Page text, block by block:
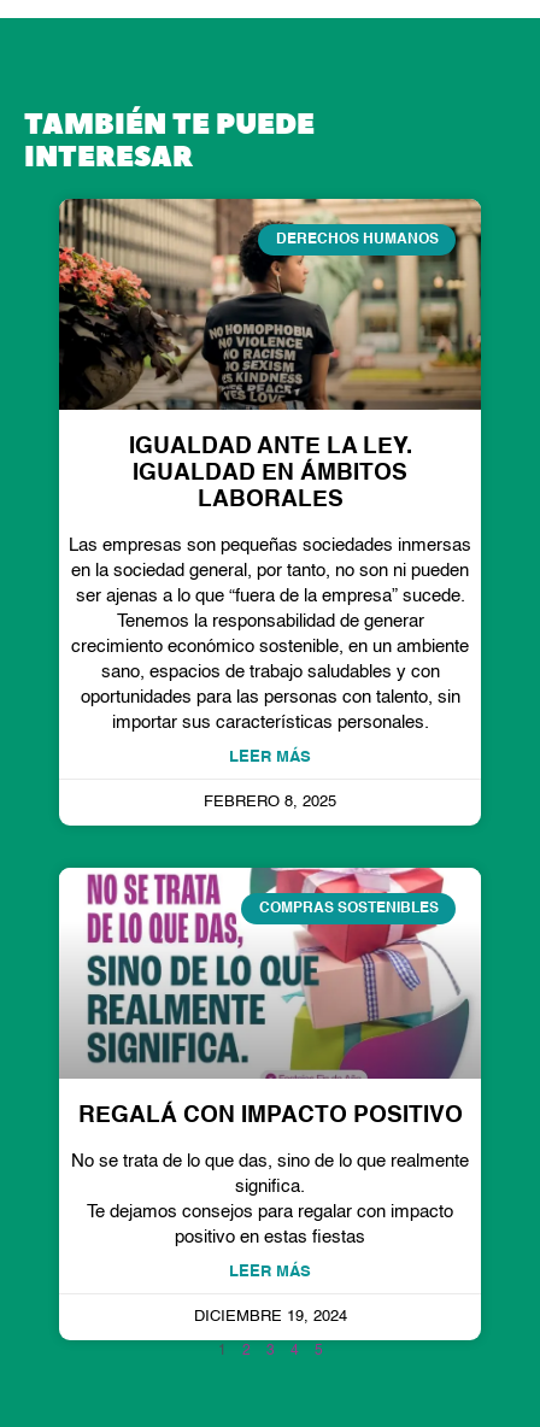
TAMBIÉN TE PUEDE
INTERESAR
DERECHOS HUMANOS
IGUALDAD ANTE LA LEY.
IGUALDAD EN ÁMBITOS
LABORALES
Las empresas son pequeñas sociedades inmersas
en la sociedad general, por tanto, no son ni pueden
ser ajenas a lo que “fuera de la empresa” sucede.
Tenemos la responsabilidad de generar
crecimiento económico sostenible, en un ambiente
sano, espacios de trabajo saludables y con
oportunidades para las personas con talento, sin
importar sus características personales.
LEER MÁS
FEBRERO 8, 2025
COMPRAS SOSTENIBLES
REGALÁ CON IMPACTO POSITIVO
No se trata de lo que das, sino de lo que realmente
significa.
Te dejamos consejos para regalar con impacto
positivo en estas fiestas
LEER MÁS
DICIEMBRE 19, 2024
1
Page
2
Page
3
Page
4
Page
5